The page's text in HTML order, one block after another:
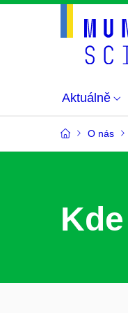
Aktuálně
O nás